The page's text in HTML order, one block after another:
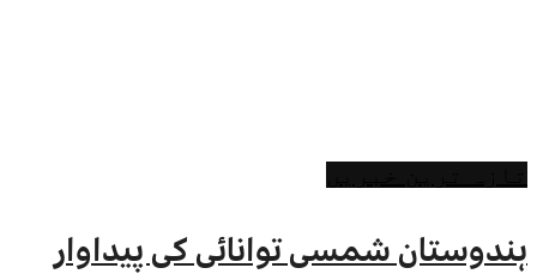
ہندوستان شمسی توانائی کی پیداوار